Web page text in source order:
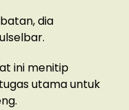
dia
ini menitip
utama untuk